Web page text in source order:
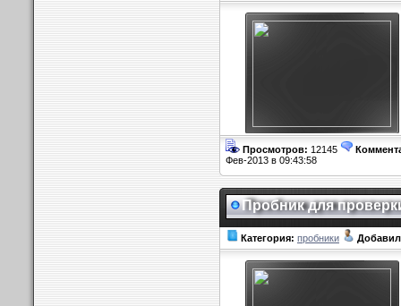
Просмотров: 12145
Фев-2013 в 09:43:58
Пробник для
Категория: пробники